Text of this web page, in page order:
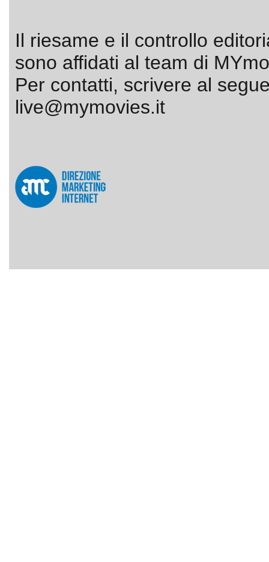
Il riesame e il controllo
sono affidati al team di
Per contatti, scrivere al
live@mymovies.it